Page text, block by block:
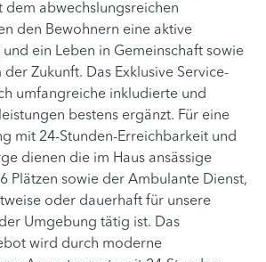
dem abwechslungsreichen
den Bewohnern eine aktive
ein Leben in Gemeinschaft sowie
Zukunft. Das Exklusive Service-
umfangreiche inkludierte und
bestens ergänzt. Für eine
mit 24-Stunden-Erreichbarkeit und
dienen die im Haus ansässige
Plätzen sowie der Ambulante Dienst,
oder dauerhaft für unsere
Umgebung tätig ist. Das
wird durch moderne